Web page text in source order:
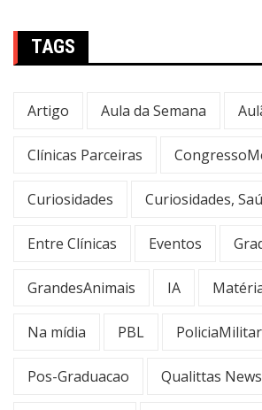
TAGS
Artigo Aula da Semana
Clínicas Parceiras
Curiosidades Curiosidades,
Entre Clínicas Eventos
GrandesAnimais IA
Na mídia PBL PoliciaMilitar
Pos-Graduacao Qualittas News